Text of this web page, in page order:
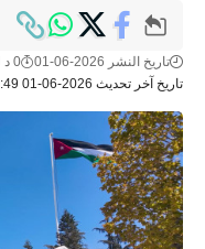
تاريخ آخر تحديث 2026-06-01 10:49 صباحًا
تاريخ النشر 2026-06-01 0 د للقراءة